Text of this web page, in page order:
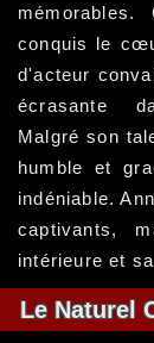
conquis le
d'acteur
écrasante
Malgré son
humble et
indéniable.
captivants,
intérieure et
Le Naturel